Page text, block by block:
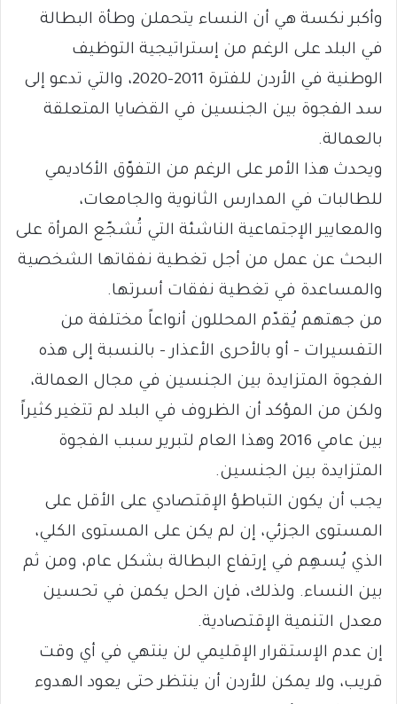
وأكبر نكسة هي أن النساء يتحملن وطأة البطالة
في البلد على الرغم من إستراتيجية التوظيف
الوطنية في الأردن للفترة 2011-2020، والتي تدعو إلى
سد الفجوة بين الجنسين في القضايا المتعلقة
بالعمالة.
ويحدث هذا الأمر على الرغم من التفوّق الأكاديمي
للطالبات في المدارس الثانوية والجامعات،
والمعايير الإجتماعية الناشئة التي تُشجّع المرأة على
البحث عن عمل من أجل تغطية نفقاتها الشخصية
والمساعدة في تغطية نفقات أسرتها.
من جهتهم يُقدّم المحللون أنواعاً مختلفة من
التفسيرات – أو بالأحرى الأعذار – بالنسبة إلى هذه
الفجوة المتزايدة بين الجنسين في مجال العمالة،
ولكن من المؤكد أن الظروف في البلد لم تتغير كثيراً
بين عامي 2016 وهذا العام لتبرير سبب الفجوة
المتزايدة بين الجنسين.
يجب أن يكون التباطؤ الإقتصادي على الأقل على
المستوى الجزئي، إن لم يكن على المستوى الكلي،
الذي يُسهِم في إرتفاع البطالة بشكل عام، ومن ثم
بين النساء. ولذلك، فإن الحل يكمن في تحسين
معدل التنمية الإقتصادية.
إن عدم الإستقرار الإقليمي لن ينتهي في أي وقت
قريب، ولا يمكن للأردن أن ينتظر حتى يعود الهدوء